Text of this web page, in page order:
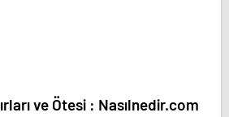
ve Ötesi : Nasılnedir.com